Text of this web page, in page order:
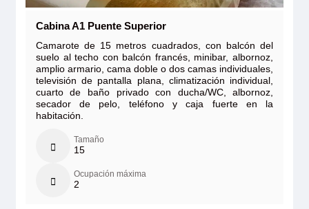
Cabina A1 Puente Superior
Camarote de 15 metros cuadrados, con balcón del
suelo al techo con balcón francés, minibar, albornoz,
amplio armario, cama doble o dos camas individuales,
televisión de pantalla plana, climatización individual,
cuarto de baño privado con ducha/WC, albornoz,
secador de pelo, teléfono y caja fuerte en la
habitación.
Tamaño
15
Ocupación máxima
2